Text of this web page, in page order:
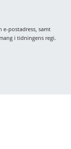
e-postadress, samt
i tidningens regi.